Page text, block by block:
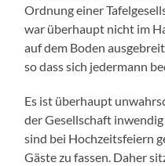
Ordnung einer
war überhaupt nicht im
auf dem Boden
so dass sich jedermann
Es ist überhaupt
der Gesellschaft
sind bei Hochzeitsfeiern
Gäste zu fassen. Daher